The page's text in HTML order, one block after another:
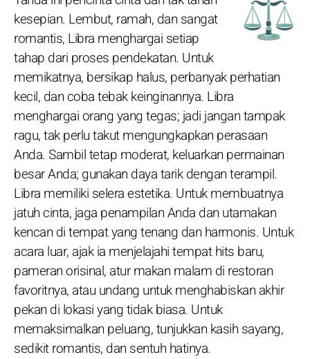
kesepian. Lembut, ramah, dan sangat
romantis, Libra menghargai setiap
tahap dari proses pendekatan. Untuk
memikatnya, bersikap halus, perbanyak perhatian
kecil, dan coba tebak keinginannya. Libra
menghargai orang yang tegas; jadi jangan tampak
ragu, tak perlu takut mengungkapkan perasaan
Anda. Sambil tetap moderat, keluarkan permainan
besar Anda; gunakan daya tarik dengan terampil.
Libra memiliki selera estetika. Untuk membuatnya
jatuh cinta, jaga penampilan Anda dan utamakan
kencan di tempat yang tenang dan harmonis. Untuk
acara luar, ajak ia menjelajahi tempat hits baru,
pameran orisinal, atur makan malam di restoran
favoritnya, atau undang untuk menghabiskan akhir
pekan di lokasi yang tidak biasa. Untuk
memaksimalkan peluang, tunjukkan kasih sayang,
sedikit romantis, dan sentuh hatinya.